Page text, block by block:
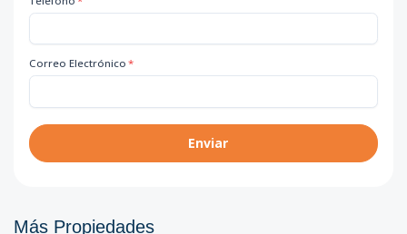
Correo Electrónico *
Enviar
Más Propiedades